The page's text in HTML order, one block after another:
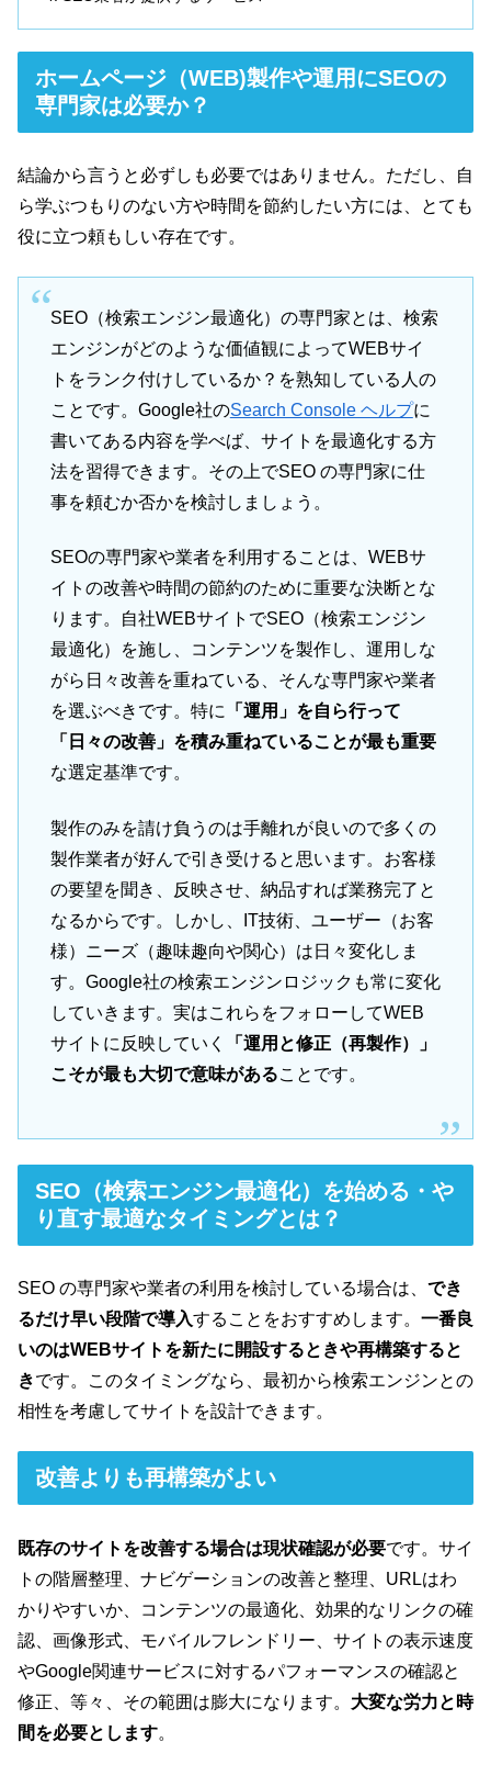
ホームページ（WEB)製作や運用にSEOの
専門家は必要か？
結論から言うと必ずしも必要ではありません。ただし、自
ら学ぶつもりのない方や時間を節約したい方には、とても
役に立つ頼もしい存在です。
SEO（検索エンジン最適化）の専門家とは、検索
エンジンがどのような価値観によってWEBサイ
トをランク付けしているか？を熟知している人の
ことです。Google社のSearch Console ヘルプに
書いてある内容を学べば、サイトを最適化する方
法を習得できます。その上でSEO の専門家に仕
事を頼むか否かを検討しましょう。
SEOの専門家や業者を利用することは、WEBサ
イトの改善や時間の節約のために重要な決断とな
ります。自社WEBサイトでSEO（検索エンジン
最適化）を施し、コンテンツを製作し、運用しな
がら日々改善を重ねている、そんな専門家や業者
を選ぶべきです。特に
「運用」を自ら行って
「日々の改善」を積み重ねていることが最も重要
な選定基準です。
製作のみを請け負うのは手離れが良いので多くの
製作業者が好んで引き受けると思います。お客様
の要望を聞き、反映させ、納品すれば業務完了と
なるからです。しかし、IT技術、ユーザー（お客
様）ニーズ（趣味趣向や関心）は日々変化しま
す。Google社の検索エンジンロジックも常に変化
していきます。実はこれらをフォローしてWEB
サイトに反映していく
「運用と修正（再製作）」
こそが最も大切で意味があることです。
SEO（検索エンジン最適化）を始める・や
り直す最適なタイミングとは？
SEO の専門家や業者の利用を検討している場合は、 でき
るだけ早い段階で導入することをおすすめします。 一番良
いのはWEBサイトを新たに開設するときや再構築すると
きです。このタイミングなら、最初から検索エンジンとの
相性を考慮してサイトを設計できます。
改善よりも再構築がよい
既存のサイトを改善する場合は現状確認が必要です。サイ
トの階層整理、ナビゲーションの改善と整理、URLはわ
かりやすいか、コンテンツの最適化、効果的なリンクの確
認、画像形式、モバイルフレンドリー、サイトの表示速度
やGoogle関連サービスに対するパフォーマンスの確認と
修正、等々、その範囲は膨大になります。 大変な労力と時
間を必要とします。